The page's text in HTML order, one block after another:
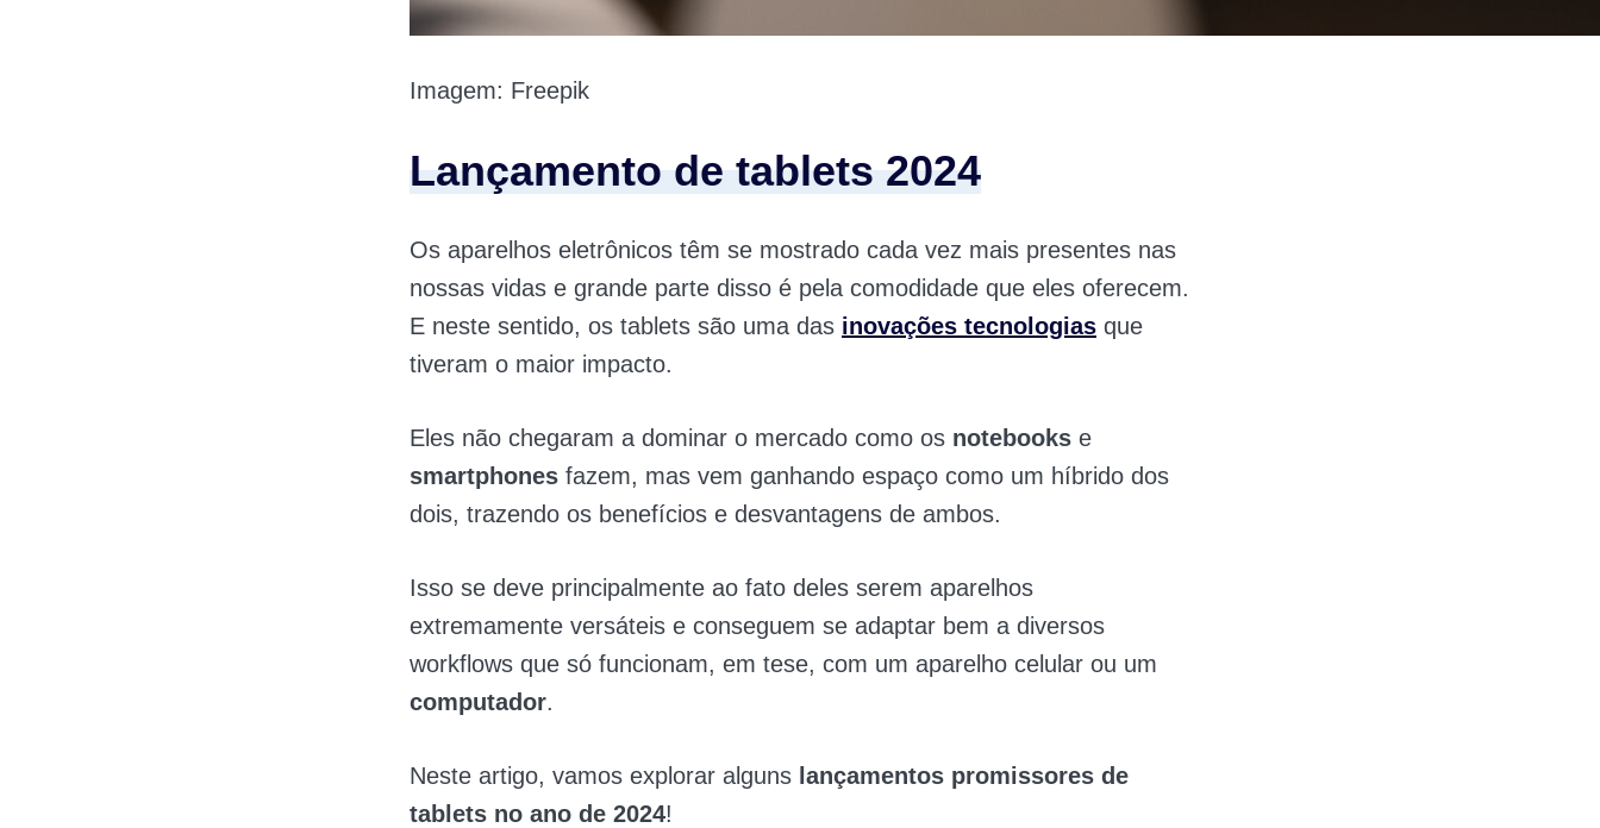
Imagem: Freepik
Lançamento de tablets 2024
Os aparelhos eletrônicos têm se mostrado cada vez mais presentes nas
nossas vidas e grande parte disso é pela comodidade que eles oferecem.
E neste sentido, os tablets são uma das inovações tecnologias que
tiveram o maior impacto.
Eles não chegaram a dominar o mercado como os notebooks e
smartphones fazem, mas vem ganhando espaço como um híbrido dos
dois, trazendo os benefícios e desvantagens de ambos.
Isso se deve principalmente ao fato deles serem aparelhos
extremamente versáteis e conseguem se adaptar bem a diversos
workflows que só funcionam, em tese, com um aparelho celular ou um
computador.
Neste artigo, vamos explorar alguns lançamentos promissores de
tablets no ano de 2024!